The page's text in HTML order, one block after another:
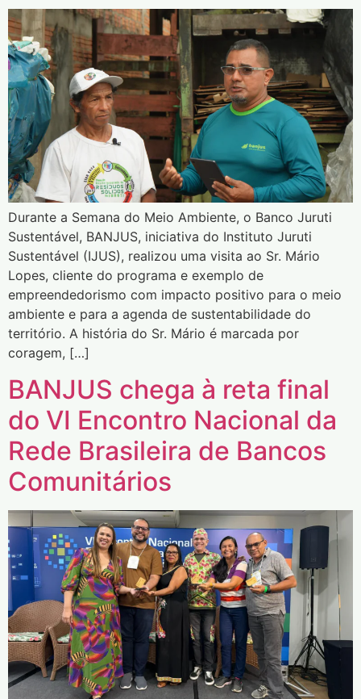
Durante a Semana do Meio Ambiente, o Banco Juruti
Sustentável, BANJUS, iniciativa do Instituto Juruti
Sustentável (IJUS), realizou uma visita ao Sr. Mário
Lopes, cliente do programa e exemplo de
empreendedorismo com impacto positivo para o meio
ambiente e para a agenda de sustentabilidade do
território. A história do Sr. Mário é marcada por
coragem, […]
BANJUS chega à reta final
do VI Encontro Nacional da
Rede Brasileira de Bancos
Comunitários